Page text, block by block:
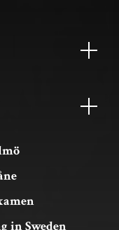
in Sweden